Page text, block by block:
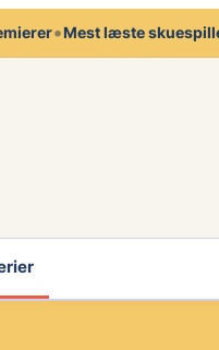
•Mest læste